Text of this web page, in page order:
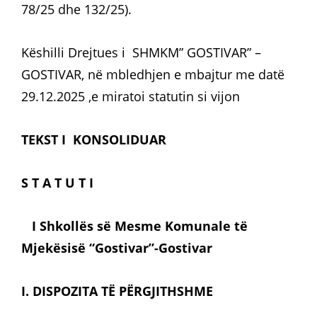
78/25 dhe 132/25).
Këshilli Drejtues i SHMKM” GOSTIVAR” –
GOSTIVAR, në mbledhjen e mbajtur me datë
29.12.2025 ,e miratoi statutin si vijon
TEKST I KONSOLIDUAR
S T A T U T I
I Shkollës së Mesme Komunale të
Mjekësisë “Gostivar”-Gostivar
I. DISPOZITA TË PËRGJITHSHME